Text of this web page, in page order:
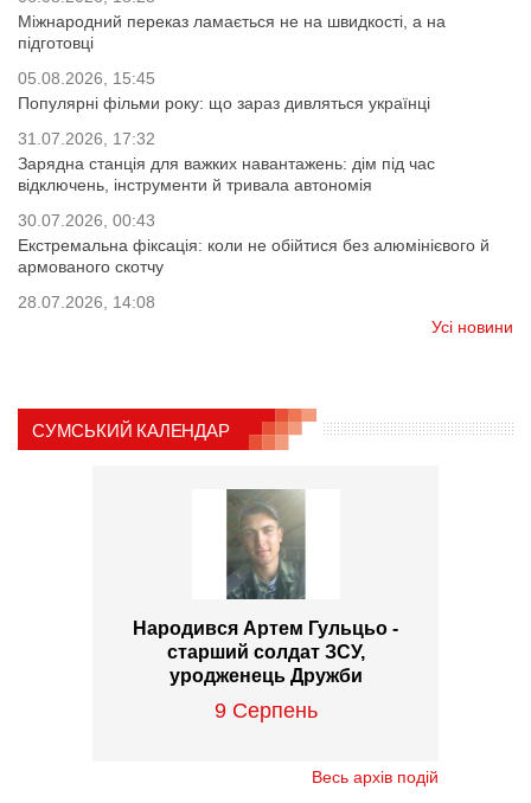
Міжнародний переказ ламається не на швидкості, а на
підготовці
05.08.2026, 15:45
Популярні фільми року: що зараз дивляться українці
31.07.2026, 17:32
Зарядна станція для важких навантажень: дім під час
відключень, інструменти й тривала автономія
30.07.2026, 00:43
Екстремальна фіксація: коли не обійтися без алюмінієвого й
армованого скотчу
28.07.2026, 14:08
Усі новини
СУМСЬКИЙ КАЛЕНДАР
Народився Артем Гульцьо -
старший солдат ЗСУ,
уродженець Дружби
9 Серпень
Весь архів подій